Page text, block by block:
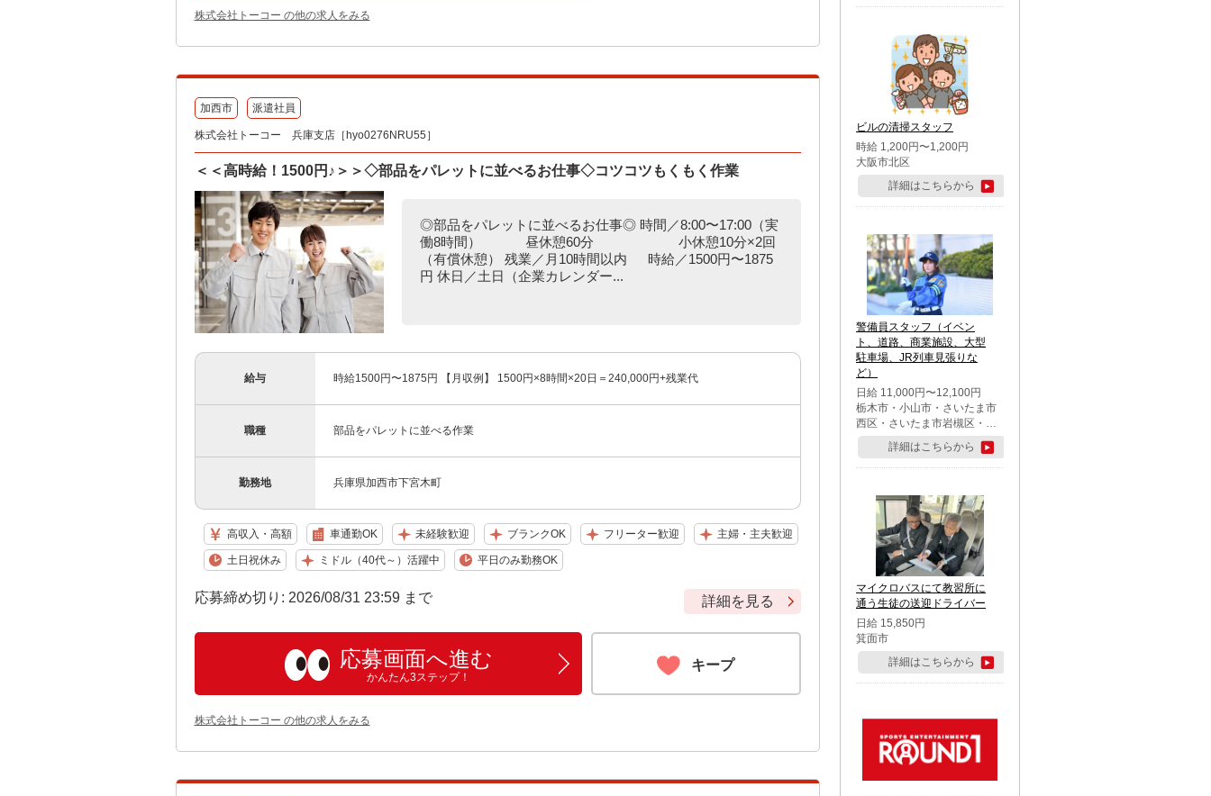
株式会社トーコー の他の求人をみる
加西市 派遣社員
株式会社トーコー 兵庫支店［hyo0276NRU55］
＜＜高時給！1500円♪＞＞◇部品をパレットに並べるお仕事◇コツコツもくもく作業
◎部品をパレットに並べるお仕事◎ 時間／8:00〜17:00（実
働8時間） 昼休憩60分 小休憩10分×2回
（有償休憩） 残業／月10時間以内 時給／1500円〜1875
円 休日／土日（企業カレンダー...
給与 時給1500円〜1875円 【月収例】 1500円×8時間×20日＝240,000円+残業代
職種 部品をパレットに並べる作業
勤務地 兵庫県加西市下宮木町
高収入・高額 車通勤OK 未経験歓迎 ブランクOK フリーター歓迎 主婦・主夫歓迎
土日祝休み ミドル（40代～）活躍中 平日のみ勤務OK
応募締め切り: 2026/08/31 23:59 まで 詳細を見る
応募画面へ進む
かんたん3ステップ！
キープ
株式会社トーコー の他の求人をみる
市・行田市・秩父市・所沢
市・鶴ケ島市・千葉市中央
区・市川市・松戸市・習志野
市・柏市・流山市・八千代
市・足立区・江戸川区・八王
子市・町田市
ビルの清掃スタッフ
時給 1,200円〜1,200円
大阪市北区
詳細はこちらから
警備員スタッフ（イベン
ト、道路、商業施設、大型
駐車場、JR列車見張りな
ど）
日給 11,000円〜12,100円
栃木市・小山市・さいたま市
西区・さいたま市岩槻区・久
喜市・蓮田市
詳細はこちらから
マイクロバスにて教習所に
通う生徒の送迎ドライバー
日給 15,850円
箕面市
詳細はこちらから